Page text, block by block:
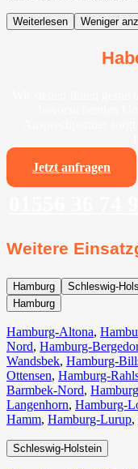
Weiterlesen Weniger
Jetzt anfragen
Weitere
Hamburg Schleswig-
Hamburg
Hamburg-Altona,
Nord, Hamburg-
Wandsbek, Hamburg-
Ottensen, Hamburg-
Barmbek-Nord,
Langenhorn, Hamburg-
Hamm, Hamburg-Lurup,
Schleswig-Holstein